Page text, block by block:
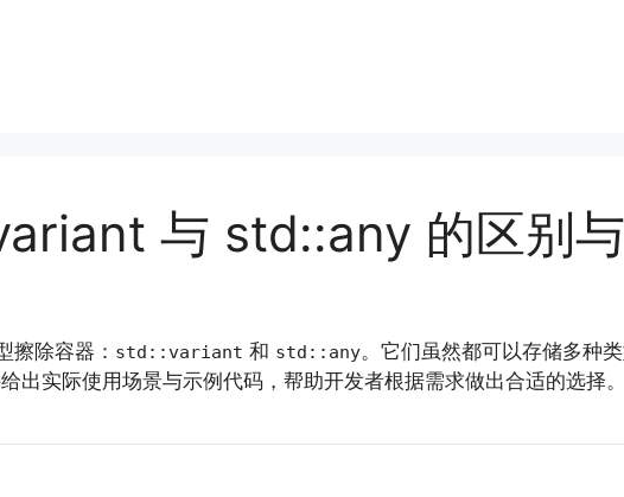
与 std::any 的区别
擦除容器： std::variant 和 std::any。它们虽然都可以存储多种
出实际使用场景与示例代码，帮助开发者根据需求做出合适的选择。